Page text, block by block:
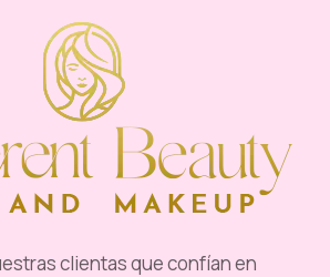
clientas que confían en